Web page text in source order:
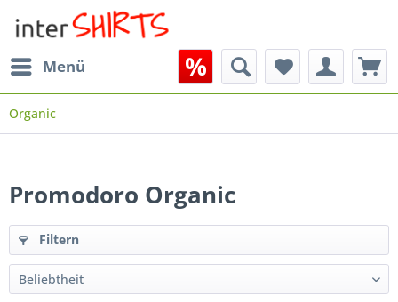
Menü
Organic
Promodoro Organic
Filtern